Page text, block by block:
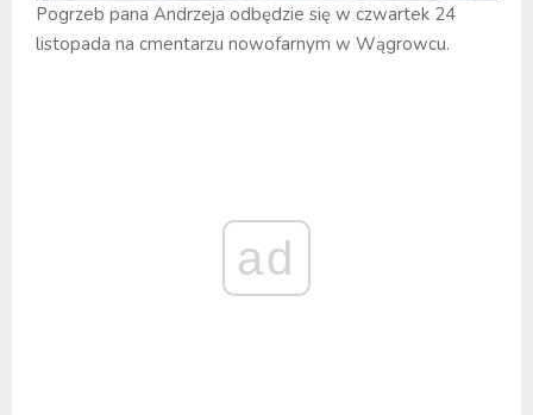
Pogrzeb pana Andrzeja odbędzie się w czwartek 24
listopada na cmentarzu nowofarnym w Wągrowcu.
ad